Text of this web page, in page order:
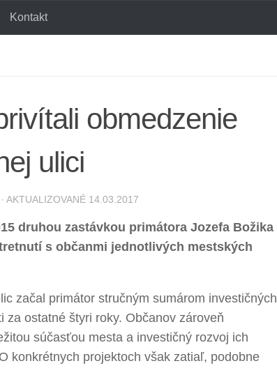
Kontakt
obmedzenie
ulici
· AKTUALIZOVANÉ 14.03.2017
druhou zastávkou primátora Jozefa Božika
s občanmi jednotlivých mestských
začal primátor stručným sumárom investičných
ostatné štyri roky. Občanov zároveň
súčasťou mesta a investičný rozvoj ich
konkrétnych projektoch však zatiaľ, podobne